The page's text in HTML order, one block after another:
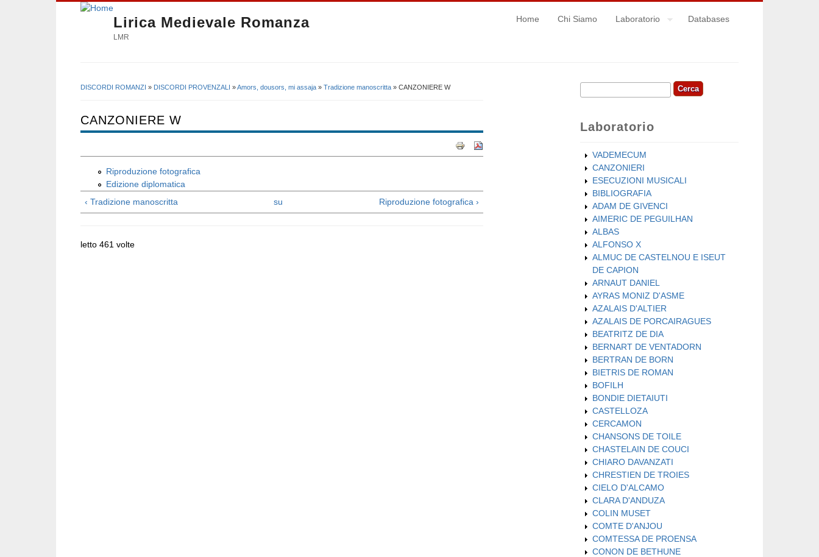
Lirica Medievale Romanza
LMR
Home Chi Siamo Laboratorio Databases
DISCORDI ROMANZI » DISCORDI PROVENZALI »Amors, dousors, mi assaja » Tradizione manoscritta » CANZONIERE W
CANZONIERE W
Riproduzione fotografica
Edizione diplomatica
‹ Tradizione manoscritta
su Riproduzione fotografica ›
letto 461 volte
Form di ricerca
Cerca
Laboratorio
VADEMECUM
CANZONIERI
ESECUZIONI MUSICALI
BIBLIOGRAFIA
ADAM DE GIVENCI
AIMERIC DE PEGUILHAN
ALBAS
ALFONSO X
ALMUC DE CASTELNOU E ISEUT
DE CAPION
ARNAUT DANIEL
AYRAS MONIZ D'ASME
AZALAIS D'ALTIER
AZALAIS DE PORCAIRAGUES
BEATRITZ DE DIA
BERNART DE VENTADORN
BERTRAN DE BORN
BIETRIS DE ROMAN
BOFILH
BONDIE DIETAIUTI
CASTELLOZA
CERCAMON
CHANSONS DE TOILE
CHASTELAIN DE COUCI
CHIARO DAVANZATI
CHRESTIEN DE TROIES
CIELO D'ALCAMO
CLARA D'ANDUZA
COLIN MUSET
COMTE D'ANJOU
COMTESSA DE PROENSA
CONON DE BETHUNE